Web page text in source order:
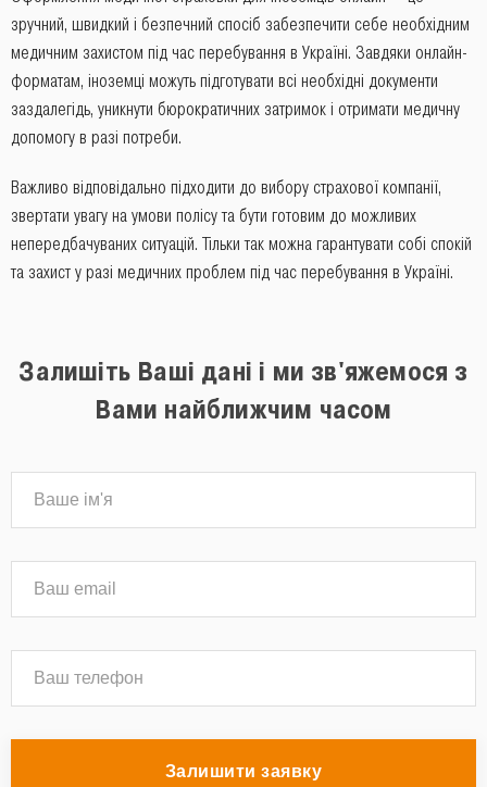
зручний, швидкий і безпечний спосіб забезпечити себе необхідним
медичним захистом під час перебування в Україні. Завдяки онлайн-
форматам, іноземці можуть підготувати всі необхідні документи
заздалегідь, уникнути бюрократичних затримок і отримати медичну
допомогу в разі потреби.
Важливо відповідально підходити до вибору страхової компанії,
звертати увагу на умови полісу та бути готовим до можливих
непередбачуваних ситуацій. Тільки так можна гарантувати собі спокій
та захист у разі медичних проблем під час перебування в Україні.
Залишіть Ваші дані і ми зв'яжемося з
Вами найближчим часом
Залишити заявку